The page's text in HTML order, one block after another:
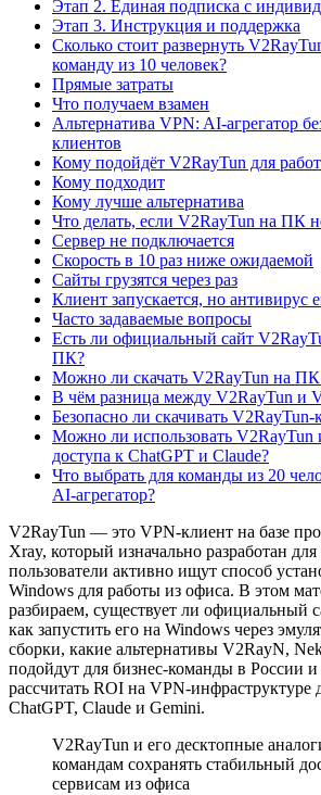
Этап 2. Единая подписка с
Этап 3. Инструкция и поддержка
Сколько стоит развернуть
команду из 10 человек?
Прямые затраты
Что получаем взамен
Альтернатива VPN: AI-агрегатор
клиентов
Кому подойдёт V2RayTun для
Кому подходит
Кому лучше альтернатива
Что делать, если V2RayTun на ПК
Сервер не подключается
Скорость в 10 раз ниже ожидаемой
Сайты грузятся через раз
Клиент запускается, но антивирус
Часто задаваемые вопросы
Есть ли официальный сайт
ПК?
Можно ли скачать V2RayTun на ПК
В чём разница между V2RayTun и
Безопасно ли скачивать
Можно ли использовать V2RayTun
доступа к ChatGPT и Claude?
Что выбрать для команды из 20
AI-агрегатор?
V2RayTun — это VPN-клиент на базе
Xray, который изначально разработан
пользователи активно ищут способ
Windows для работы из офиса. В этом
разбираем, существует ли официальный
как запустить его на Windows через
сборки, какие альтернативы V2RayN,
подойдут для бизнес-команды в России
рассчитать ROI на VPN-инфраструктуре
ChatGPT, Claude и Gemini.
V2RayTun и его десктопные
командам сохранять стабильный
сервисам из офиса